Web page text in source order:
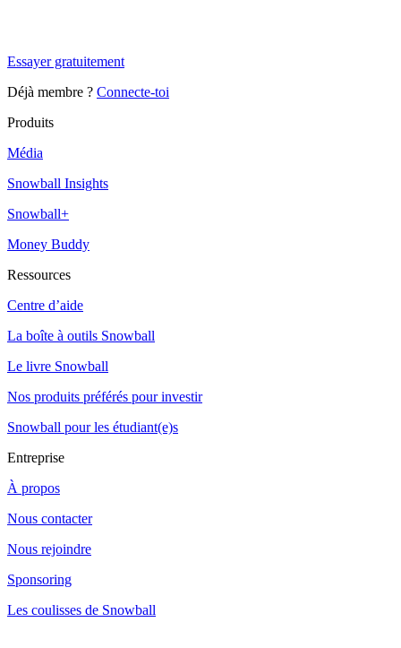
Essayer gratuitement
Déjà membre ? Connecte-toi
Produits
Média
Snowball Insights
Snowball+
Money Buddy
Ressources
Centre d’aide
La boîte à outils Snowball
Le livre Snowball
Nos produits préférés pour investir
Snowball pour les étudiant(e)s
Entreprise
À propos
Nous contacter
Nous rejoindre
Sponsoring
Les coulisses de Snowball